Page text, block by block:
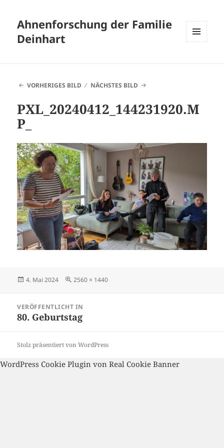
Ahnenforschung der Familie
Deinhart
VORHERIGES BILD NÄCHSTES BILD
PXL_20240412_144231920.M
P_
Veröffentlicht
4. Mai 2024
Volle
2560 × 1440
VERÖFFENTLICHT IN
80. Geburtstag
Stolz präsentiert von WordPress
WordPress Cookie Plugin von Real Cookie Banner